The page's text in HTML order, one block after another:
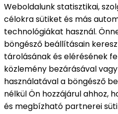
Weboldalunk statisztikai,
célokra sütiket és más
technológiákat használ.
böngésző beállításain
tárolásának és elérésének
közlemény bezárásával
használatával a böngésző
nélkül Ön hozzájárul ahhoz,
és megbízható partnerei